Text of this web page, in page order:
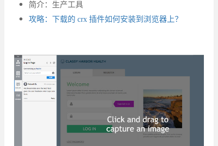
简介：生产工具
攻略：下载的 crx 插件如何安装到浏览器上？